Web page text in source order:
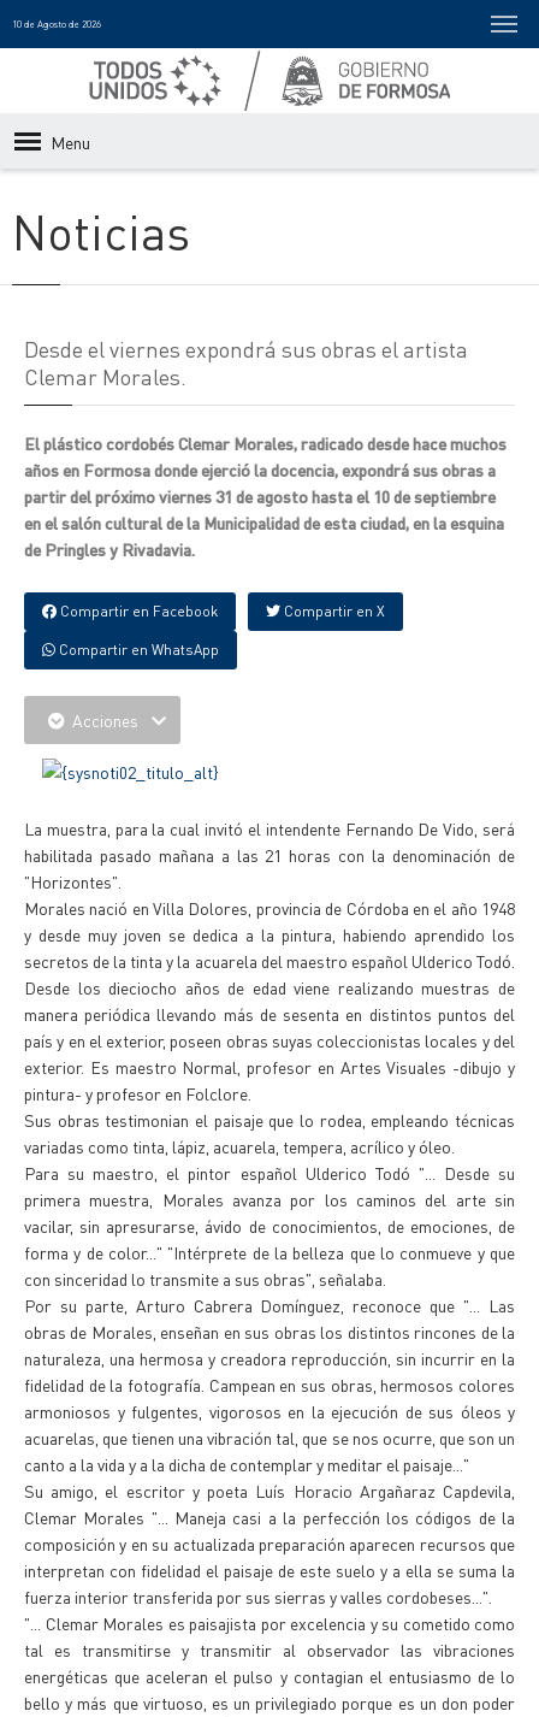
10 de Agosto de 2026
Menu
Noticias
Desde el viernes expondrá sus obras el artista
Clemar Morales.
El plástico cordobés Clemar Morales, radicado desde hace muchos
años en Formosa donde ejerció la docencia, expondrá sus obras a
partir del próximo viernes 31 de agosto hasta el 10 de septiembre
en el salón cultural de la Municipalidad de esta ciudad, en la esquina
de Pringles y Rivadavia.
Compartir en Facebook Compartir en X
Compartir en WhatsApp
Acciones
La muestra, para la cual invitó el intendente Fernando De Vido, será
habilitada pasado mañana a las 21 horas con la denominación de
"Horizontes".
Morales nació en Villa Dolores, provincia de Córdoba en el año 1948
y desde muy joven se dedica a la pintura, habiendo aprendido los
secretos de la tinta y la acuarela del maestro español Ulderico Todó.
Desde los dieciocho años de edad viene realizando muestras de
manera periódica llevando más de sesenta en distintos puntos del
país y en el exterior, poseen obras suyas coleccionistas locales y del
exterior. Es maestro Normal, profesor en Artes Visuales -dibujo y
pintura- y profesor en Folclore.
Sus obras testimonian el paisaje que lo rodea, empleando técnicas
variadas como tinta, lápiz, acuarela, tempera, acrílico y óleo.
Para su maestro, el pintor español Ulderico Todó "... Desde su
primera muestra, Morales avanza por los caminos del arte sin
vacilar, sin apresurarse, ávido de conocimientos, de emociones, de
forma y de color..." "Intérprete de la belleza que lo conmueve y que
con sinceridad lo transmite a sus obras", señalaba.
Por su parte, Arturo Cabrera Domínguez, reconoce que "... Las
obras de Morales, enseñan en sus obras los distintos rincones de la
naturaleza, una hermosa y creadora reproducción, sin incurrir en la
fidelidad de la fotografía. Campean en sus obras, hermosos colores
armoniosos y fulgentes, vigorosos en la ejecución de sus óleos y
acuarelas, que tienen una vibración tal, que se nos ocurre, que son un
canto a la vida y a la dicha de contemplar y meditar el paisaje..."
Su amigo, el escritor y poeta Luís Horacio Argañaraz Capdevila,
Clemar Morales "... Maneja casi a la perfección los códigos de la
composición y en su actualizada preparación aparecen recursos que
interpretan con fidelidad el paisaje de este suelo y a ella se suma la
fuerza interior transferida por sus sierras y valles cordobeses...".
"... Clemar Morales es paisajista por excelencia y su cometido como
tal es transmitirse y transmitir al observador las vibraciones
energéticas que aceleran el pulso y contagian el entusiasmo de lo
bello y más que virtuoso, es un privilegiado porque es un don poder